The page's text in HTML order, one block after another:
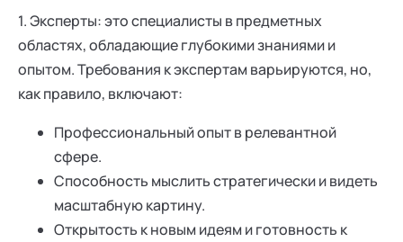
1. Эксперты: это специалисты в предметных
областях, обладающие глубокими знаниями и
опытом. Требования к экспертам варьируются, но,
как правило, включают:
Профессиональный опыт в релевантной
сфере.
Способность мыслить стратегически и видеть
масштабную картину.
Открытость к новым идеям и готовность к